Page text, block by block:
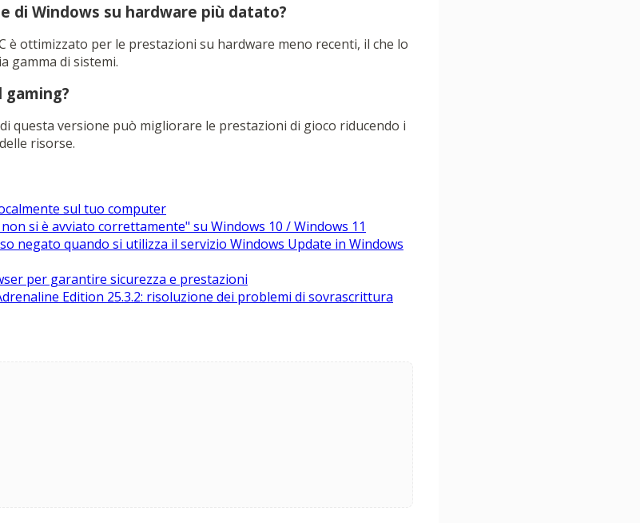
di Windows su hardware più datato?
è ottimizzato per le prestazioni su hardware meno recenti, il che lo
gamma di sistemi.
questa versione può migliorare le prestazioni di gioco riducendo i
risorse.
sul tuo computer
si è avviato correttamente" su Windows 10 / Windows 11
negato quando si utilizza il servizio Windows Update in Windows
per garantire sicurezza e prestazioni
Edition 25.3.2: risoluzione dei problemi di sovrascrittura